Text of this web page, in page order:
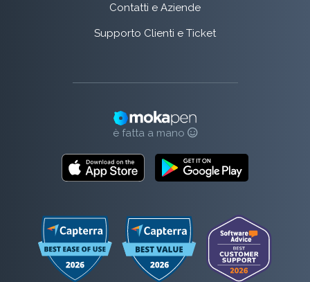
Contatti e Aziende
Supporto Clienti e Ticket
è fatta a mano